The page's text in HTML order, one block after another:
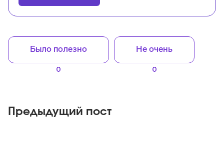
Было полезно
0
Не очень
0
Предыдущий пост